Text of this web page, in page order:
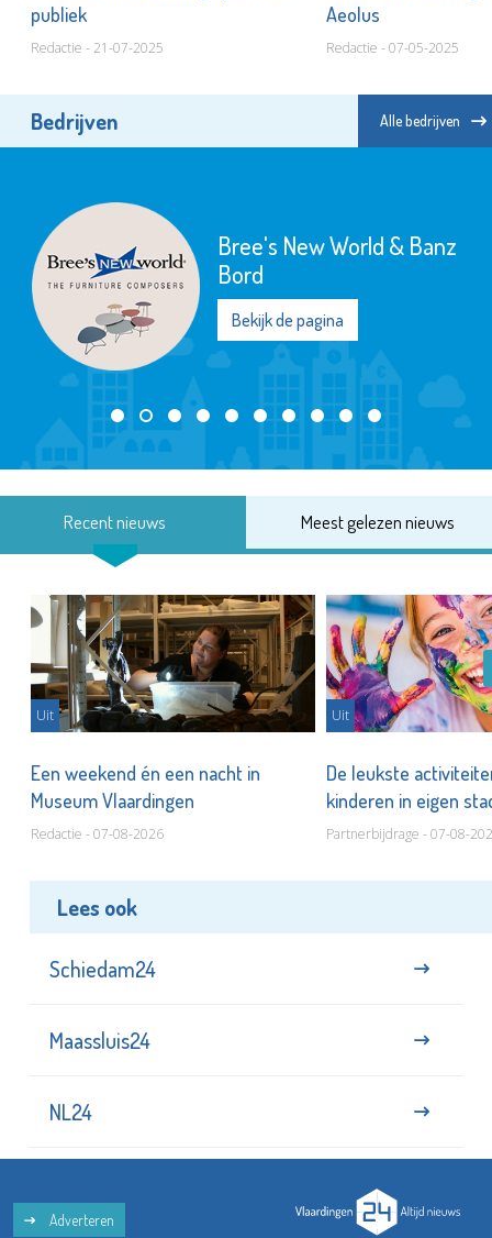
publiek
Redactie - 21-07-2025
Aeolus
Redactie - 07-05-2025
Bedrijven Alle bedrijven
Bree's New World & Banz
Bord
Bekijk de pagina
Recent nieuws Meest gelezen nieuws
Uit
Een weekend én een nacht in
Museum Vlaardingen
Redactie - 07-08-2026
Uit
De leukste
kinderen in eigen
Partnerbijdrage - 07-08-
Lees ook
Schiedam24
Maassluis24
NL24
Adverteren